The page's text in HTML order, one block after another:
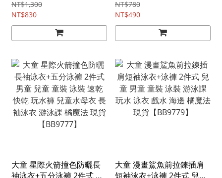
子 運動褲 車褲 短褲 打底褲
騎行褲 瑜伽褲 橘魔法 現貨
【BB9801】
NT$1,300
NT$830
童 童裝 平角內褲 四角褲 安
全褲 女童 貼身衣物 橘魔法
現貨【BB9787】
NT$780
NT$490
大童 星際火箭撞色防曬長
袖泳衣+五分泳褲 2件式 男
大童 漫畫鯊魚前拉鍊插肩
短袖泳衣+泳褲 2件式 兒童